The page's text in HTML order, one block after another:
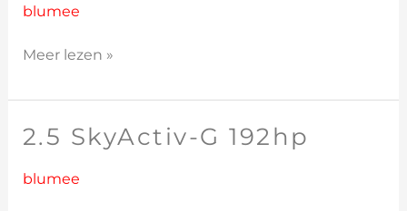
blumee
D
Meer lezen »
2.5 SkyActiv-G 192hp
blumee
2.5
G